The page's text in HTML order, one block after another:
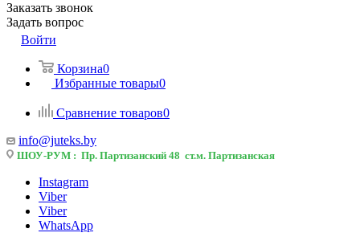
Заказать звонок
Задать вопрос
Войти
Корзина0
Избранные товары0
Сравнение товаров0
info@juteks.by
ШОУ-РУМ : Пр. Партизанский 48 ст.м. Партизанская
Instagram
Viber
Viber
WhatsApp